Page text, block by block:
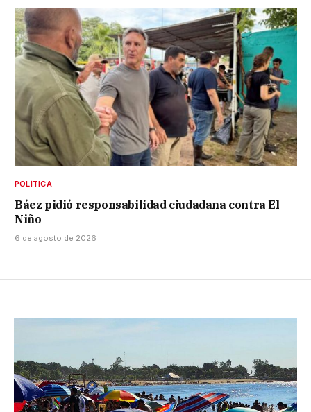
POLÍTICA
Báez pidió responsabilidad ciudadana contra El
Niño
6 de agosto de 2026